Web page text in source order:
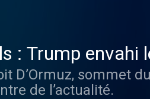
: Trump envahi
D’Ormuz, sommet
de l’actualité.